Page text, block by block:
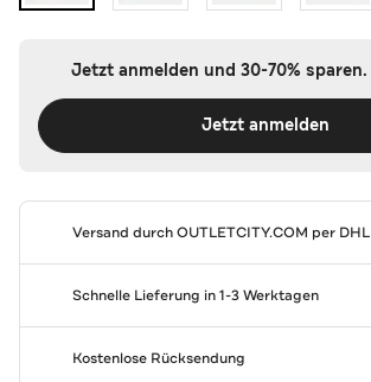
Jetzt anmelden und 30-70% sparen.
Jetzt anmelden
Versand durchOUTLETCITY.COM per DHL
Schnelle Lieferung in 1-3 Werktagen
Kostenlose Rücksendung